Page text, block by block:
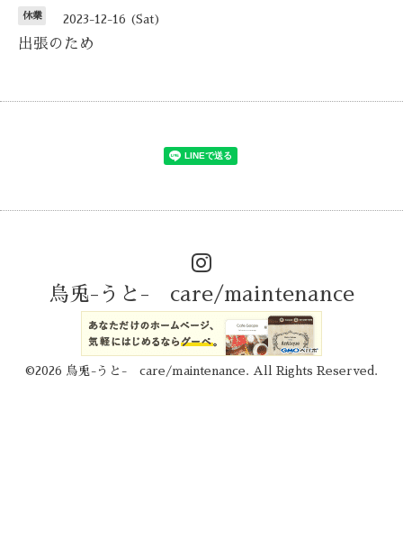
休業 2023-12-16 (Sat)
出張のため
烏兎-うと- care/maintenance
©2026 烏兎-うと- care/maintenance . All Rights Reserved.